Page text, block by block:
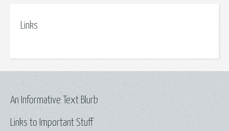
Links
Links to Important Stuff
An Informative Text Blurb